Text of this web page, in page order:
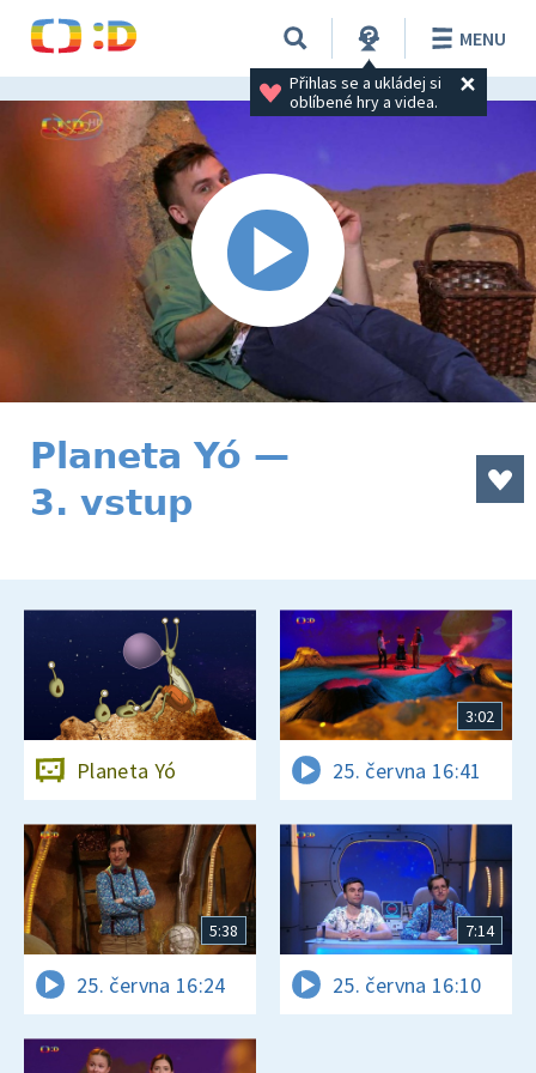
Přihlas se a ukládej si
oblíbené hry a videa.
MENU
Planeta Yó —
3. vstup
Planeta Yó
3:02
25. června 16:41
5:38
25. června 16:24
7:14
25. června 16:10